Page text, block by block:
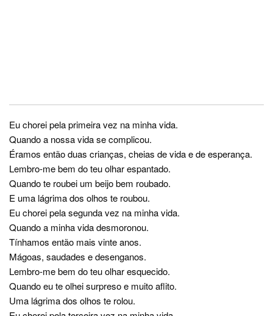
Eu chorei pela primeira vez na minha vida.
Quando a nossa vida se complicou.
Éramos então duas crianças, cheias de vida e de esperança.
Lembro-me bem do teu olhar espantado.
Quando te roubei um beijo bem roubado.
E uma lágrima dos olhos te roubou.
Eu chorei pela segunda vez na minha vida.
Quando a minha vida desmoronou.
Tínhamos então mais vinte anos.
Mágoas, saudades e desenganos.
Lembro-me bem do teu olhar esquecido.
Quando eu te olhei surpreso e muito aflito.
Uma lágrima dos olhos te rolou.